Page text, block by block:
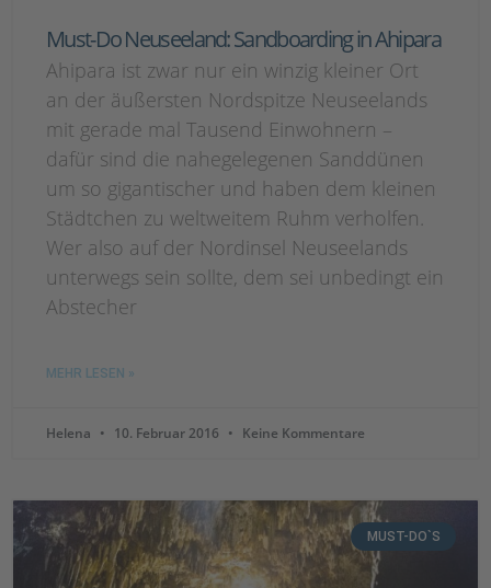
Must-Do Neuseeland: Sandboarding in Ahipara
Ahipara ist zwar nur ein winzig kleiner Ort
an der äußersten Nordspitze Neuseelands
mit gerade mal Tausend Einwohnern –
dafür sind die nahegelegenen Sanddünen
um so gigantischer und haben dem kleinen
Städtchen zu weltweitem Ruhm verholfen.
Wer also auf der Nordinsel Neuseelands
unterwegs sein sollte, dem sei unbedingt ein
Abstecher
MEHR LESEN »
Helena 10. Februar 2016 Keine Kommentare
MUST-DO`S